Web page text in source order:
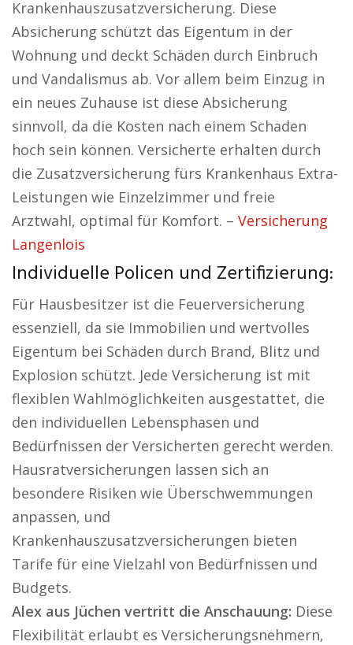
Krankenhauszusatzversicherung. Diese
Absicherung schützt das Eigentum in der
Wohnung und deckt Schäden durch Einbruch
und Vandalismus ab. Vor allem beim Einzug in
ein neues Zuhause ist diese Absicherung
sinnvoll, da die Kosten nach einem Schaden
hoch sein können. Versicherte erhalten durch
die Zusatzversicherung fürs Krankenhaus Extra-
Leistungen wie Einzelzimmer und freie
Arztwahl, optimal für Komfort. – Versicherung
Langenlois
Individuelle Policen und Zertifizierung:
Für Hausbesitzer ist die Feuerversicherung
essenziell, da sie Immobilien und wertvolles
Eigentum bei Schäden durch Brand, Blitz und
Explosion schützt. Jede Versicherung ist mit
flexiblen Wahlmöglichkeiten ausgestattet, die
den individuellen Lebensphasen und
Bedürfnissen der Versicherten gerecht werden.
Hausratversicherungen lassen sich an
besondere Risiken wie Überschwemmungen
anpassen, und
Krankenhauszusatzversicherungen bieten
Tarife für eine Vielzahl von Bedürfnissen und
Budgets.
Alex aus Jüchen vertritt die Anschauung: Diese
Flexibilität erlaubt es Versicherungsnehmern,